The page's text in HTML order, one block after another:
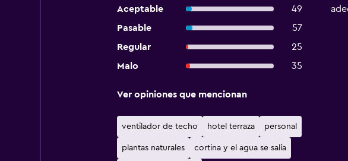
Aceptable
49
Pasable
57
Regular
25
Malo
35
Ver opiniones que mencionan
ventilador de techo hotel terraza personal
plantas naturales cortina y el agua se salía